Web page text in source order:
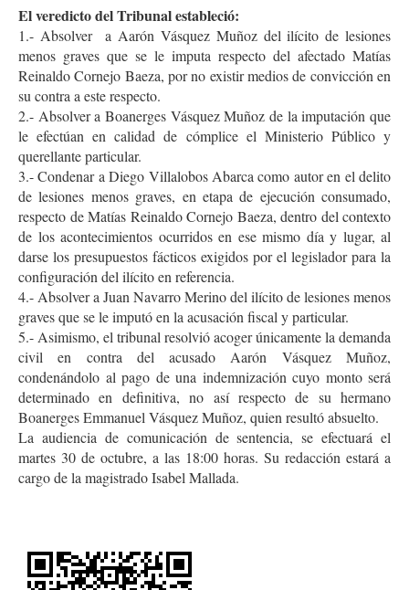
El veredicto del Tribunal estableció:
1.- Absolver a Aarón Vásquez Muñoz del ilícito de lesiones
menos graves que se le imputa respecto del afectado Matías
Reinaldo Cornejo Baeza, por no existir medios de convicción en
su contra a este respecto.
2.- Absolver a Boanerges Vásquez Muñoz de la imputación que
le efectúan en calidad de cómplice el Ministerio Público y
querellante particular.
3.- Condenar a Diego Villalobos Abarca como autor en el delito
de lesiones menos graves, en etapa de ejecución consumado,
respecto de Matías Reinaldo Cornejo Baeza, dentro del contexto
de los acontecimientos ocurridos en ese mismo día y lugar, al
darse los presupuestos fácticos exigidos por el legislador para la
configuración del ilícito en referencia.
4.- Absolver a Juan Navarro Merino del ilícito de lesiones menos
graves que se le imputó en la acusación fiscal y particular.
5.- Asimismo, el tribunal resolvió acoger únicamente la demanda
civil en contra del acusado Aarón Vásquez Muñoz,
condenándolo al pago de una indemnización cuyo monto será
determinado en definitiva, no así respecto de su hermano
Boanerges Emmanuel Vásquez Muñoz, quien resultó absuelto.
La audiencia de comunicación de sentencia, se efectuará el
martes 30 de octubre, a las 18:00 horas. Su redacción estará a
cargo de la magistrado Isabel Mallada.